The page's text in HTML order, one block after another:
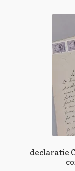
declaratie